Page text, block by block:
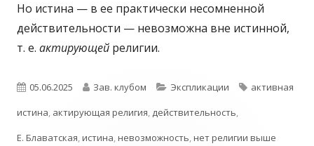
Но истина — в ее практически несомненной
действительности — невозможна вне истинной,
т. е. актирующей религии.
Опубликовано
05.06.2025 Автор
Зав. клубом Рубрики
Экспликации Метки
активная
истина, актирующая религия, действительность,
Е. Блаватская,истина,невозможность,нет религии выше